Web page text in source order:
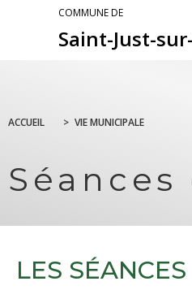
COMMUNE DE
Saint-Just-
ACCUEIL > VIE MUNICIPALE
LES